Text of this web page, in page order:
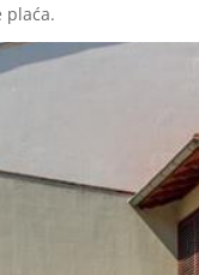
plaća.